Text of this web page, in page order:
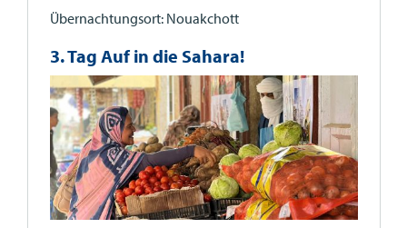
Übernachtungsort: Nouakchott
3. Tag Auf in die Sahara!